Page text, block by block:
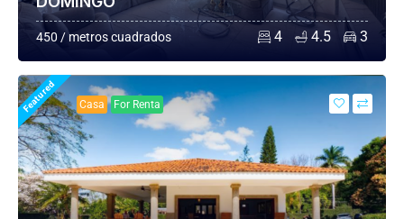
450 / metros cuadrados 4 4.5 3
Featured Casa For Renta